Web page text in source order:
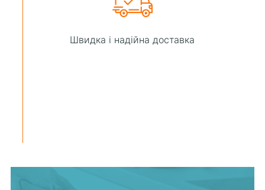
Швидка і надійна доставка